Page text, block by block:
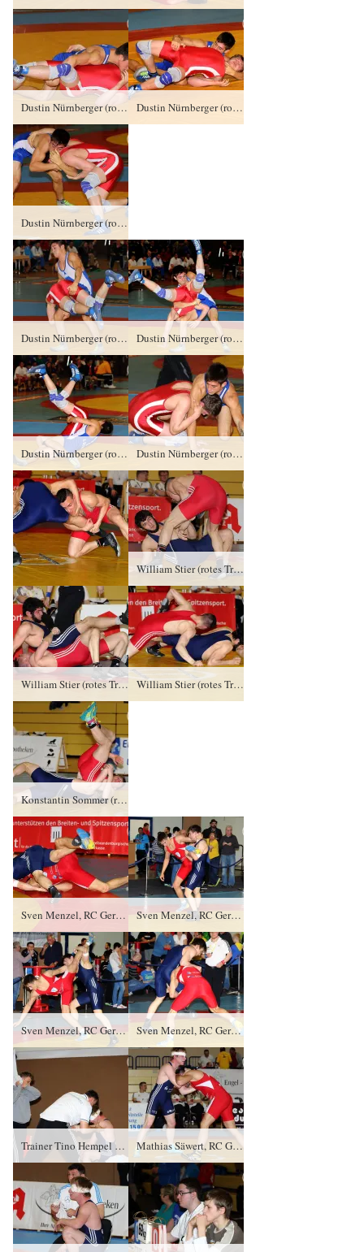
Dustin Nürnberger (rotes Trikot), RSV Rotation Greiz gegen Agustin Destribats, RV Buenos Aires (ARG) TÜ/0:4/0:10 Dustin Nürnberger (rotes Trikot), RSV Rotation Greiz gegen Agustin Destribats, RV Buenos Aires (ARG) TÜ/0:4/0:10
Dustin Nürnberger (rotes Trikot), RSV Rotation Greiz gegen Agustin Destribats, RV Buenos Aires (ARG) TÜ/0:4/0:10
Dustin Nürnberger (rotes Trikot), RSV Rotation Greiz gegen Agustin Destribats, RV Buenos Aires (ARG) TÜ/0:4/0:10 Dustin Nürnberger (rotes Trikot), RSV Rotation Greiz gegen Agustin Destribats, RV Buenos Aires (ARG) TÜ/0:4/0:10
Dustin Nürnberger (rotes Trikot), RSV Rotation Greiz gegen Agustin Destribats, RV Buenos Aires (ARG) TÜ/0:4/0:10 Dustin Nürnberger (rotes Trikot), RSV Rotation Greiz gegen Agustin Destribats, RV Buenos Aires (ARG) TÜ/0:4/0:10
William Stier (rotes Trikot), RV Thalheim gegen Hussein Karimov, SC Roland Hamburg TÜ/4:0/10:0
William Stier (rotes Trikot), RV Thalheim gegen Hussein Karimov, SC Roland Hamburg TÜ/4:0/10:0 William Stier (rotes Trikot), RV Thalheim gegen Hussein Karimov, SC Roland Hamburg TÜ/4:0/10:0
Konstantin Sommer (rotes Trikot), RSV Rotation Greiz
Sven Menzel, RC Germania Potsdam gegen Daniel Sartakov (blaues Trikot),SV Luftfahrt Ringen TÜ/0:4/0:10 Sven Menzel, RC Germania Potsdam gegen Daniel Sartakov (blaues Trikot),SV Luftfahrt Ringen TÜ/0:4/0:10
Sven Menzel, RC Germania Potsdam gegen Daniel Sartakov (blaues Trikot),SV Luftfahrt Ringen TÜ/0:4/0:10 Sven Menzel, RC Germania Potsdam gegen Daniel Sartakov (blaues Trikot),SV Luftfahrt Ringen TÜ/0:4/0:10
Trainer Tino Hempel und Konstantin Sommer, RSV Rotation Greiz Mathias Säwert, RC Germania Potsdam gegen Konstantin Sommer (blaues Trikot), RSV Rotation Greiz PS/3:0/6:0